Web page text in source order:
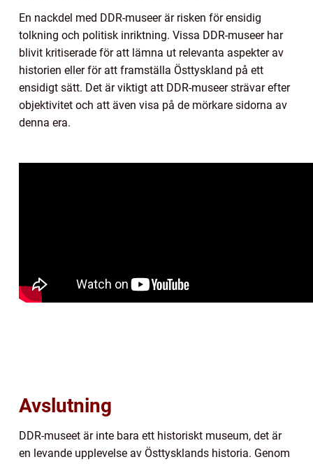
En nackdel med DDR-museer är risken för ensidig
tolkning och politisk inriktning. Vissa DDR-museer har
blivit kritiserade för att lämna ut relevanta aspekter av
historien eller för att framställa Östtyskland på ett
ensidigt sätt. Det är viktigt att DDR-museer strävar efter
objektivitet och att även visa på de mörkare sidorna av
denna era.
Avslutning
DDR-museet är inte bara ett historiskt museum, det är
en levande upplevelse av Östtysklands historia. Genom